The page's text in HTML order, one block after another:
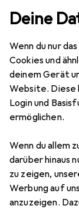
Deine
Wenn du nur
Cookies und
deinem Gerät
Website. Diese
Login und
ermöglichen.
Wenn du allem
darüber hinaus
zu zeigen,
Werbung auf
anzuzeigen.
+ Leuchten
Osram
Preis in EUR
EUR
7,85